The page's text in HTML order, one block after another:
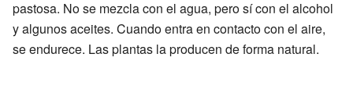
pastosa. No se mezcla con el agua, pero sí con el alcohol
y algunos aceites. Cuando entra en contacto con el aire,
se endurece. Las plantas la producen de forma natural.